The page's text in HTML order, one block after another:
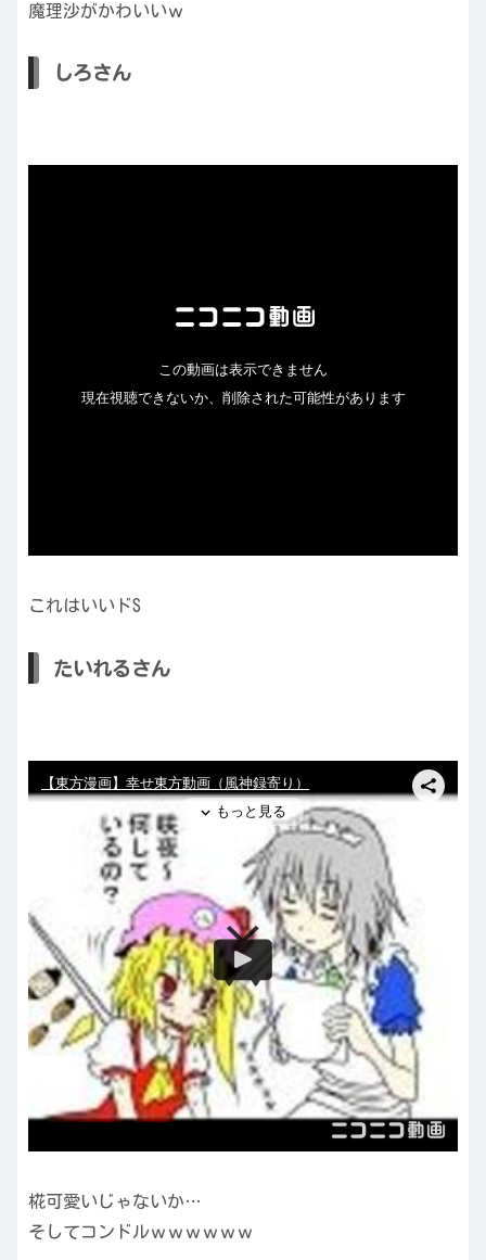
魔理沙がかわいいｗ
しろさん
これはいいドS
たいれるさん
椛可愛いじゃないか…
そしてコンドルｗｗｗｗｗｗ